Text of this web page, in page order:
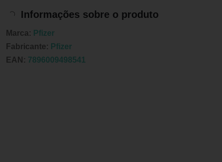
Informações sobre o produto
Marca: Pfizer
Fabricante: Pfizer
EAN: 7896009498541